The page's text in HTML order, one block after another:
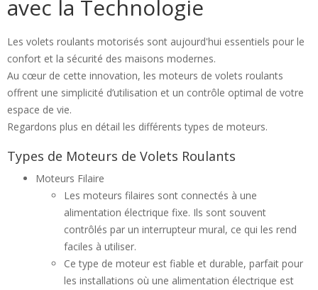
avec la Technologie
Les volets roulants motorisés sont aujourd'hui essentiels pour le
confort et la sécurité des maisons modernes.
Au cœur de cette innovation, les moteurs de volets roulants
offrent une simplicité d’utilisation et un contrôle optimal de votre
espace de vie.
Regardons plus en détail les différents types de moteurs.
Types de Moteurs de Volets Roulants
Moteurs Filaire
Les moteurs filaires sont connectés à une
alimentation électrique fixe. Ils sont souvent
contrôlés par un interrupteur mural, ce qui les rend
faciles à utiliser.
Ce type de moteur est fiable et durable, parfait pour
les installations où une alimentation électrique est